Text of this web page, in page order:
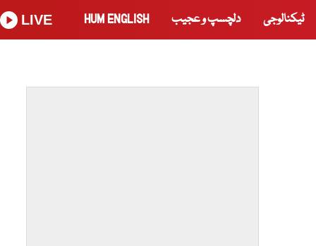
ٹیکنالوجی دلچسپ و عجیب HUM ENGLISH
LIVE